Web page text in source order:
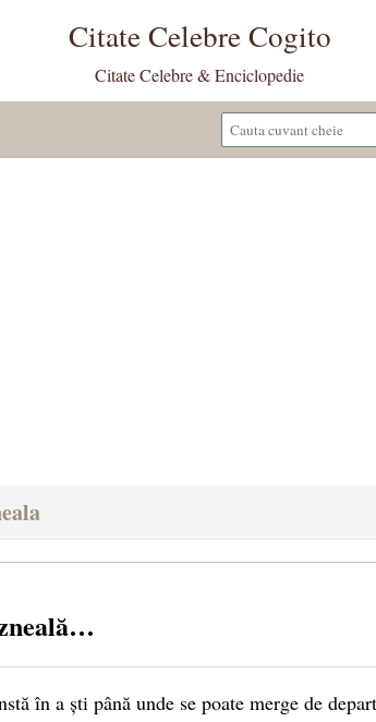
Citate Celebre Cogito
Citate Celebre & Enciclopedie
în a ști până unde se poate merge de